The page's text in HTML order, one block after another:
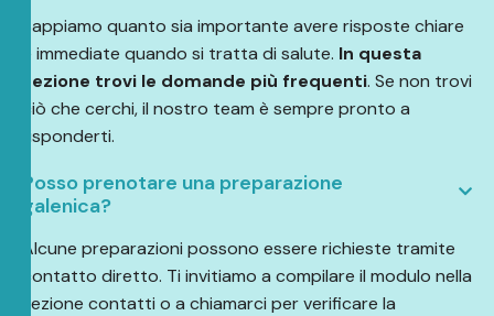
Sappiamo quanto sia importante avere risposte chiare
e immediate quando si tratta di salute. In questa
sezione trovi le domande più frequenti. Se non trovi
ciò che cerchi, il nostro team è sempre pronto a
risponderti.
Posso prenotare una preparazione
galenica?
Alcune preparazioni possono essere richieste tramite
contatto diretto. Ti invitiamo a compilare il modulo nella
sezione contatti o a chiamarci per verificare la